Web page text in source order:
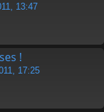
13:47
!
17:25